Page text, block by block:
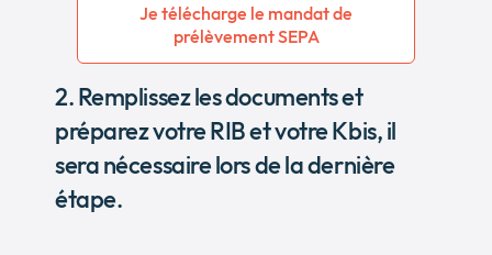
Je télécharge le mandat de
prélèvement SEPA
2. Remplissez les documents et
préparez votre RIB et votre Kbis, il
sera nécessaire lors de la dernière
étape.